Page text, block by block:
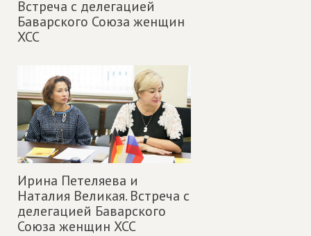
Встреча с делегацией
Баварского Союза женщин
ХСС
Ирина Петеляева и
Наталия Великая. Встреча с
делегацией Баварского
Союза женщин ХСС